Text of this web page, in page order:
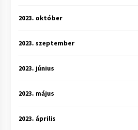
2023. október
2023. szeptember
2023. június
2023. május
2023. április